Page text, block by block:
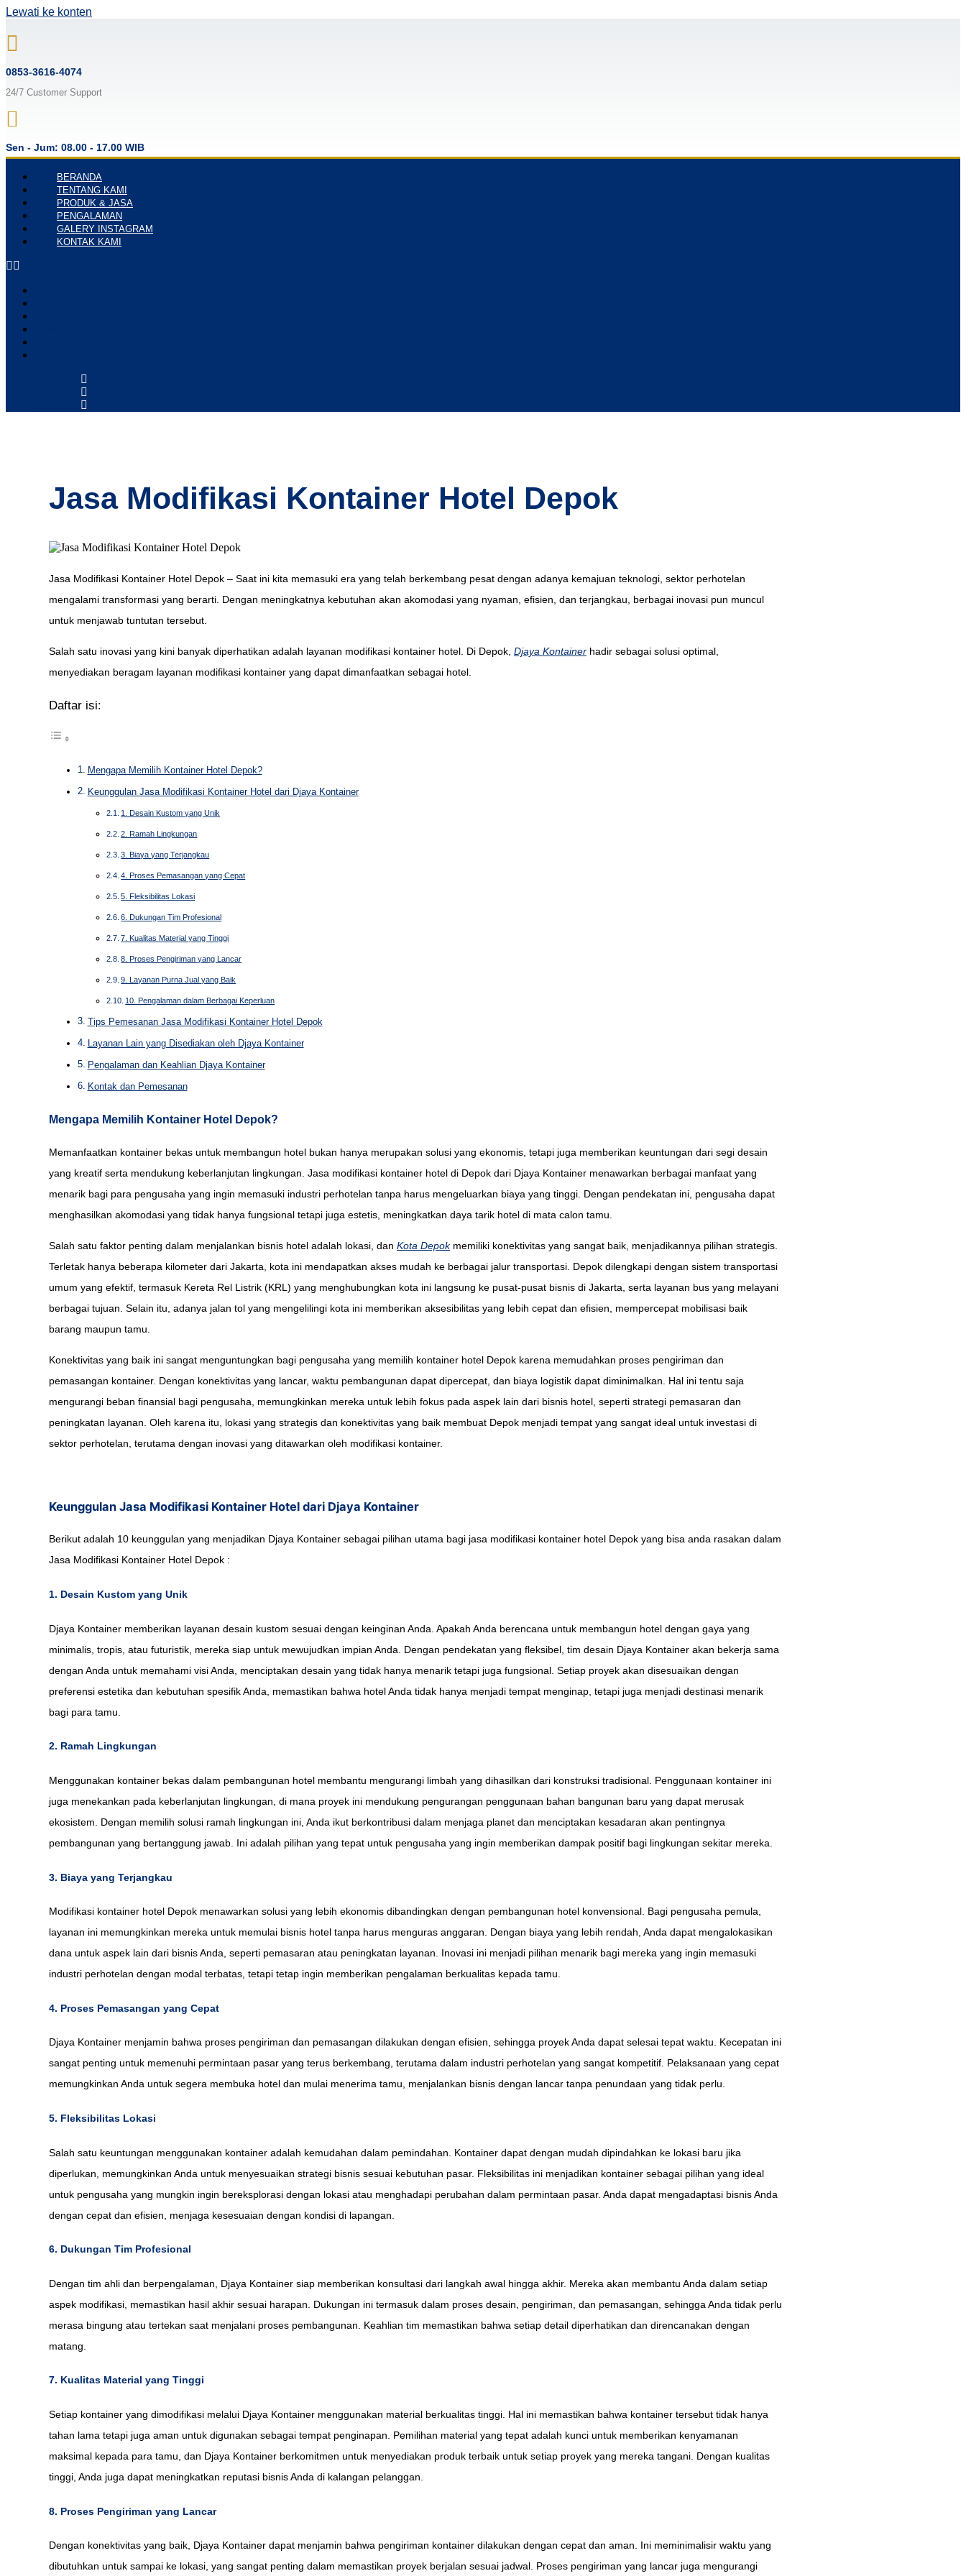
Lewati ke konten
0853-3616-4074
24/7 Customer Support
Sen - Jum: 08.00 - 17.00 WIB
BERANDA
TENTANG KAMI
PRODUK & JASA
PENGALAMAN
GALERY INSTAGRAM
KONTAK KAMI
Jasa Modifikasi Kontainer Hotel Depok
Jasa Modifikasi Kontainer Hotel Depok – Saat ini kita memasuki era yang telah berkembang pesat dengan adanya kemajuan teknologi, sektor perhotelan
mengalami transformasi yang berarti. Dengan meningkatnya kebutuhan akan akomodasi yang nyaman, efisien, dan terjangkau, berbagai inovasi pun muncul
untuk menjawab tuntutan tersebut.
Salah satu inovasi yang kini banyak diperhatikan adalah layanan modifikasi kontainer hotel. Di Depok, Djaya Kontainer hadir sebagai solusi optimal,
menyediakan beragam layanan modifikasi kontainer yang dapat dimanfaatkan sebagai hotel.
Daftar isi:
Mengapa Memilih Kontainer Hotel Depok?
Keunggulan Jasa Modifikasi Kontainer Hotel dari Djaya Kontainer
1. Desain Kustom yang Unik
2. Ramah Lingkungan
3. Biaya yang Terjangkau
4. Proses Pemasangan yang Cepat
5. Fleksibilitas Lokasi
6. Dukungan Tim Profesional
7. Kualitas Material yang Tinggi
8. Proses Pengiriman yang Lancar
9. Layanan Purna Jual yang Baik
10. Pengalaman dalam Berbagai Keperluan
Tips Pemesanan Jasa Modifikasi Kontainer Hotel Depok
Layanan Lain yang Disediakan oleh Djaya Kontainer
Pengalaman dan Keahlian Djaya Kontainer
Kontak dan Pemesanan
Mengapa Memilih Kontainer Hotel Depok?
Memanfaatkan kontainer bekas untuk membangun hotel bukan hanya merupakan solusi yang ekonomis, tetapi juga memberikan keuntungan dari segi desain
yang kreatif serta mendukung keberlanjutan lingkungan. Jasa modifikasi kontainer hotel di Depok dari Djaya Kontainer menawarkan berbagai manfaat yang
menarik bagi para pengusaha yang ingin memasuki industri perhotelan tanpa harus mengeluarkan biaya yang tinggi. Dengan pendekatan ini, pengusaha dapat
menghasilkan akomodasi yang tidak hanya fungsional tetapi juga estetis, meningkatkan daya tarik hotel di mata calon tamu.
Salah satu faktor penting dalam menjalankan bisnis hotel adalah lokasi, dan Kota Depokmemiliki konektivitas yang sangat baik, menjadikannya pilihan strategis.
Terletak hanya beberapa kilometer dari Jakarta, kota ini mendapatkan akses mudah ke berbagai jalur transportasi. Depok dilengkapi dengan sistem transportasi
umum yang efektif, termasuk Kereta Rel Listrik (KRL) yang menghubungkan kota ini langsung ke pusat-pusat bisnis di Jakarta, serta layanan bus yang melayani
berbagai tujuan. Selain itu, adanya jalan tol yang mengelilingi kota ini memberikan aksesibilitas yang lebih cepat dan efisien, mempercepat mobilisasi baik
barang maupun tamu.
Konektivitas yang baik ini sangat menguntungkan bagi pengusaha yang memilih kontainer hotel Depok karena memudahkan proses pengiriman dan
pemasangan kontainer. Dengan konektivitas yang lancar, waktu pembangunan dapat dipercepat, dan biaya logistik dapat diminimalkan. Hal ini tentu saja
mengurangi beban finansial bagi pengusaha, memungkinkan mereka untuk lebih fokus pada aspek lain dari bisnis hotel, seperti strategi pemasaran dan
peningkatan layanan. Oleh karena itu, lokasi yang strategis dan konektivitas yang baik membuat Depok menjadi tempat yang sangat ideal untuk investasi di
sektor perhotelan, terutama dengan inovasi yang ditawarkan oleh modifikasi kontainer.
Keunggulan Jasa Modifikasi Kontainer Hotel dari Djaya Kontainer
Berikut adalah 10 keunggulan yang menjadikan Djaya Kontainer sebagai pilihan utama bagi jasa modifikasi kontainer hotel Depok yang bisa anda rasakan dalam
Jasa Modifikasi Kontainer Hotel Depok :
1. Desain Kustom yang Unik
Djaya Kontainer memberikan layanan desain kustom sesuai dengan keinginan Anda. Apakah Anda berencana untuk membangun hotel dengan gaya yang
minimalis, tropis, atau futuristik, mereka siap untuk mewujudkan impian Anda. Dengan pendekatan yang fleksibel, tim desain Djaya Kontainer akan bekerja sama
dengan Anda untuk memahami visi Anda, menciptakan desain yang tidak hanya menarik tetapi juga fungsional. Setiap proyek akan disesuaikan dengan
preferensi estetika dan kebutuhan spesifik Anda, memastikan bahwa hotel Anda tidak hanya menjadi tempat menginap, tetapi juga menjadi destinasi menarik
bagi para tamu.
2. Ramah Lingkungan
Menggunakan kontainer bekas dalam pembangunan hotel membantu mengurangi limbah yang dihasilkan dari konstruksi tradisional. Penggunaan kontainer ini
juga menekankan pada keberlanjutan lingkungan, di mana proyek ini mendukung pengurangan penggunaan bahan bangunan baru yang dapat merusak
ekosistem. Dengan memilih solusi ramah lingkungan ini, Anda ikut berkontribusi dalam menjaga planet dan menciptakan kesadaran akan pentingnya
pembangunan yang bertanggung jawab. Ini adalah pilihan yang tepat untuk pengusaha yang ingin memberikan dampak positif bagi lingkungan sekitar mereka.
3. Biaya yang Terjangkau
Modifikasi kontainer hotel Depok menawarkan solusi yang lebih ekonomis dibandingkan dengan pembangunan hotel konvensional. Bagi pengusaha pemula,
layanan ini memungkinkan mereka untuk memulai bisnis hotel tanpa harus menguras anggaran. Dengan biaya yang lebih rendah, Anda dapat mengalokasikan
dana untuk aspek lain dari bisnis Anda, seperti pemasaran atau peningkatan layanan. Inovasi ini menjadi pilihan menarik bagi mereka yang ingin memasuki
industri perhotelan dengan modal terbatas, tetapi tetap ingin memberikan pengalaman berkualitas kepada tamu.
4. Proses Pemasangan yang Cepat
Djaya Kontainer menjamin bahwa proses pengiriman dan pemasangan dilakukan dengan efisien, sehingga proyek Anda dapat selesai tepat waktu. Kecepatan ini
sangat penting untuk memenuhi permintaan pasar yang terus berkembang, terutama dalam industri perhotelan yang sangat kompetitif. Pelaksanaan yang cepat
memungkinkan Anda untuk segera membuka hotel dan mulai menerima tamu, menjalankan bisnis dengan lancar tanpa penundaan yang tidak perlu.
5. Fleksibilitas Lokasi
Salah satu keuntungan menggunakan kontainer adalah kemudahan dalam pemindahan. Kontainer dapat dengan mudah dipindahkan ke lokasi baru jika
diperlukan, memungkinkan Anda untuk menyesuaikan strategi bisnis sesuai kebutuhan pasar. Fleksibilitas ini menjadikan kontainer sebagai pilihan yang ideal
untuk pengusaha yang mungkin ingin bereksplorasi dengan lokasi atau menghadapi perubahan dalam permintaan pasar. Anda dapat mengadaptasi bisnis Anda
dengan cepat dan efisien, menjaga kesesuaian dengan kondisi di lapangan.
6. Dukungan Tim Profesional
Dengan tim ahli dan berpengalaman, Djaya Kontainer siap memberikan konsultasi dari langkah awal hingga akhir. Mereka akan membantu Anda dalam setiap
aspek modifikasi, memastikan hasil akhir sesuai harapan. Dukungan ini termasuk dalam proses desain, pengiriman, dan pemasangan, sehingga Anda tidak perlu
merasa bingung atau tertekan saat menjalani proses pembangunan. Keahlian tim memastikan bahwa setiap detail diperhatikan dan direncanakan dengan
matang.
7. Kualitas Material yang Tinggi
Setiap kontainer yang dimodifikasi melalui Djaya Kontainer menggunakan material berkualitas tinggi. Hal ini memastikan bahwa kontainer tersebut tidak hanya
tahan lama tetapi juga aman untuk digunakan sebagai tempat penginapan. Pemilihan material yang tepat adalah kunci untuk memberikan kenyamanan
maksimal kepada para tamu, dan Djaya Kontainer berkomitmen untuk menyediakan produk terbaik untuk setiap proyek yang mereka tangani. Dengan kualitas
tinggi, Anda juga dapat meningkatkan reputasi bisnis Anda di kalangan pelanggan.
8. Proses Pengiriman yang Lancar
Dengan konektivitas yang baik, Djaya Kontainer dapat menjamin bahwa pengiriman kontainer dilakukan dengan cepat dan aman. Ini meminimalisir waktu yang
dibutuhkan untuk sampai ke lokasi, yang sangat penting dalam memastikan proyek berjalan sesuai jadwal. Proses pengiriman yang lancar juga mengurangi